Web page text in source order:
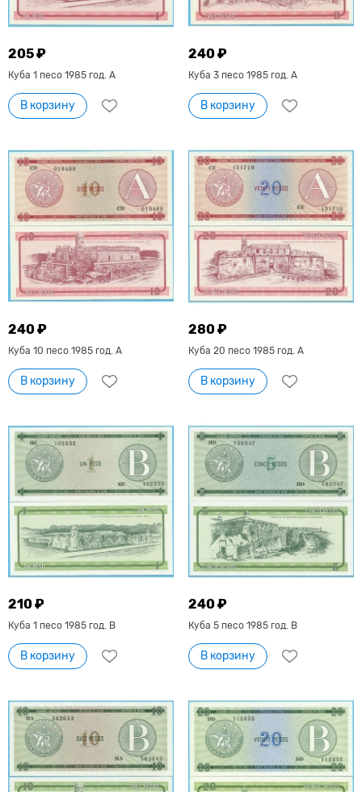
205 ₽
Куба 1 песо 1985 год. А
В корзину
240 ₽
Куба 3 песо 1985 год. А
В корзину
240 ₽
Куба 10 песо 1985 год. А
В корзину
280 ₽
Куба 20 песо 1985 год. А
В корзину
210 ₽
Куба 1 песо 1985 год. В
В корзину
240 ₽
Куба 5 песо 1985 год. В
В корзину